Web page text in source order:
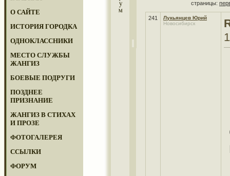
О САЙТЕ
ИСТОРИЯ ГОРОДКА
ОДНОКЛАССНИКИ
МЕСТО СЛУЖБЫ
ЖАНГИЗ
БОЕВЫЕ ПОДРУГИ
ПОЗДНЕЕ
ПРИЗНАНИЕ
ЖАНГИЗ В СТИХАХ
И ПРОЗЕ
ФОТОГАЛЕРЕЯ
ССЫЛКИ
ФОРУМ
страницы:
241
Лукьянцев Юрий
Новосибирск